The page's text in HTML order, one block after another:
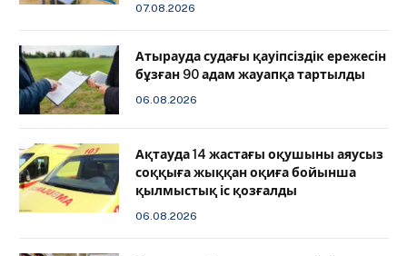
07.08.2026
Атырауда судағы қауіпсіздік ережесін
бұзған 90 адам жауапқа тартылды
06.08.2026
Ақтауда 14 жастағы оқушыны аяусыз
соққыға жыққан оқиға бойынша
қылмыстық іс қозғалды
06.08.2026